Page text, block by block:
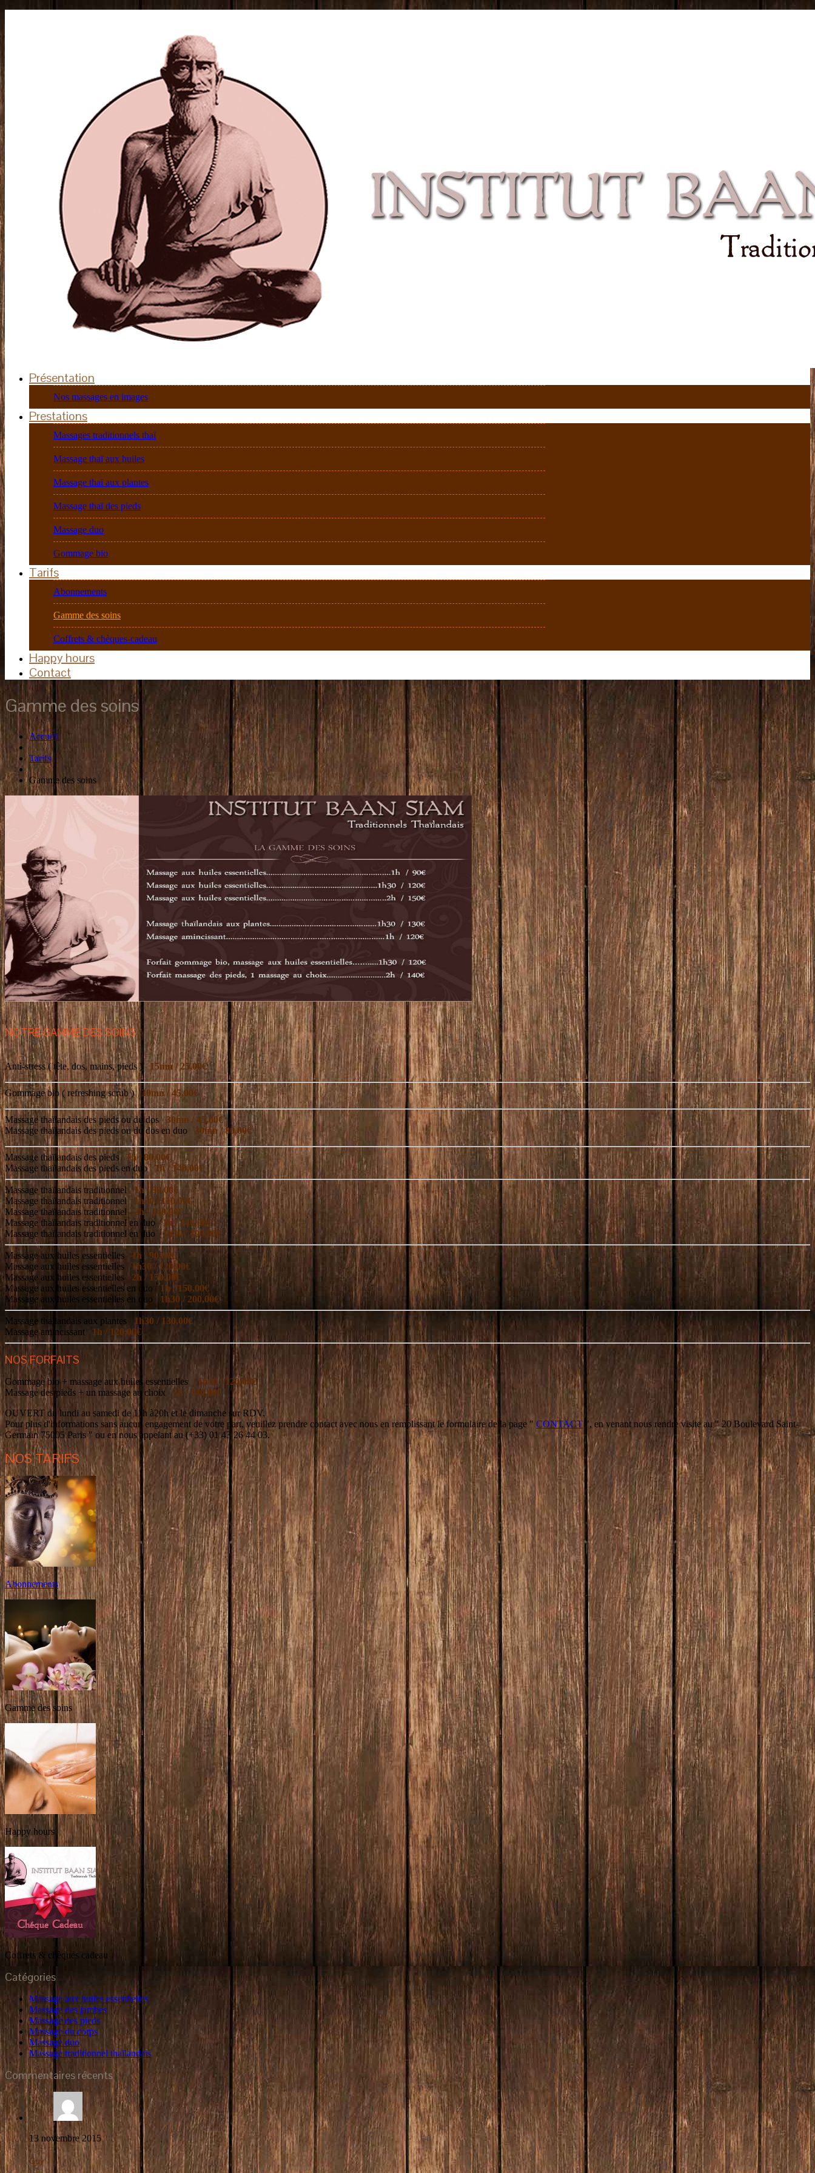
Présentation
Nos massages en images
Prestations
Massages traditionnels thaï
Massage thaï aux huiles
Massage thaï aux plantes
Massage thaï des pieds
Massage duo
Gommage bio
Tarifs
Abonnements
Gamme des soins
Coffrets & chèques-cadeau
Happy hours
Contact
Gamme des soins
Accueil
Tarifs
Gamme des soins
NOTRE GAMME DES SOINS
Anti-stress ( tête, dos, mains, pieds )15mn / 25,00€
Gommage bio ( refreshing scrub )30mn / 45,00€
Massage thaïlandais des pieds ou du dos 30mn / 45,00€
Massage thaïlandais des pieds ou du dos en duo 30mn / 80,00€
Massage thaïlandais des pieds1h / 80,00€
Massage thaïlandais des pieds en duo 1h / 140,00€
Massage thaïlandais traditionnel1h / 80,00€
Massage thaïlandais traditionnel
1h30 / 110,00€
Massage thaïlandais traditionnel 2h / 140,00€
Massage thaïlandais traditionnel en duo1h / 140,00€
Massage thaïlandais traditionnel en duo1h30 / 190,00€
Massage aux huiles essentielles 1h / 90,00€
Massage aux huiles essentielles 1h30 / 120,00€
Massage aux huiles essentielles 2h / 150,00€
Massage aux huiles essentielles en duo1h / 150,00€
Massage aux huiles essentielles en duo 1h30 / 200,00€
Massage thaïlandais aux plantes 1h30 / 130,00€
Massage amincissant 1h / 120,00€
NOS FORFAITS
Gommage bio + massage aux huiles essentielles 1h30 / 120,00€
Massage des pieds + un massage au choix 2h / 140,00€
OUVERT du lundi au samedi de 11h à20h et le dimanche sur RDV.
Pour plus d'informations sans aucun engagement de votre part, veuillez prendre contact avec nous en remplissant le formulaire de la page " CONTACT ", en venant nous rendre visite au " 20 Boulevard Saint-
Germain 75005 Paris " ou en nous appelant au (+33) 01 43 26 44 03.
NOS TARIFS
Abonnements
Gamme des soins
Happy hours
Coffrets & chèques cadeau
Catégories
Massage aux huiles essentielles
Massage des jambes
Massage des pieds
Massage du corps
Massage duo
Massage traditionnel thaïlandais
Commentaires récents
13 novembre 2015
Guy